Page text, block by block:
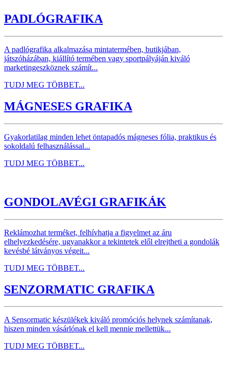
PADLÓGRAFIKA
A padlógrafika alkalmazása mintatermében, butikjában,
játszóházában, kiállító termében vagy sportpályáján kiváló
marketingeszköznek számít...
TUDJ MEG TÖBBET...
MÁGNESES GRAFIKA
Gyakorlatilag minden lehet öntapadós mágneses fólia, praktikus és
sokoldalú felhasználással...
TUDJ MEG TÖBBET...
GONDOLAVÉGI GRAFIKÁK
Reklámozhat terméket, felhívhatja a figyelmet az áru
elhelyezkedésére, ugyanakkor a tekintetek elől elrejtheti a gondolák
kevésbé látványos végeit...
TUDJ MEG TÖBBET...
SENZORMATIC GRAFIKA
A Sensormatic készülékek kiváló promóciós helynek számítanak,
hiszen minden vásárlónak el kell mennie mellettük...
TUDJ MEG TÖBBET...